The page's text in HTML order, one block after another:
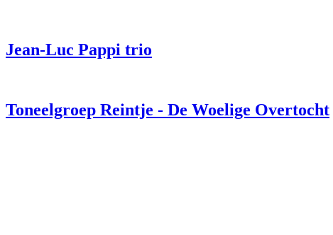
Jean-Luc Pappi trio
Toneelgroep Reintje - De Woelige Overtocht